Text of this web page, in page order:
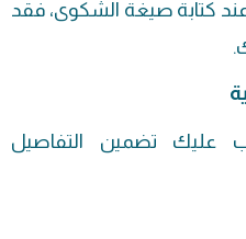
كتابة صيغة الشكوى، فقد
تضمين التفاصيل